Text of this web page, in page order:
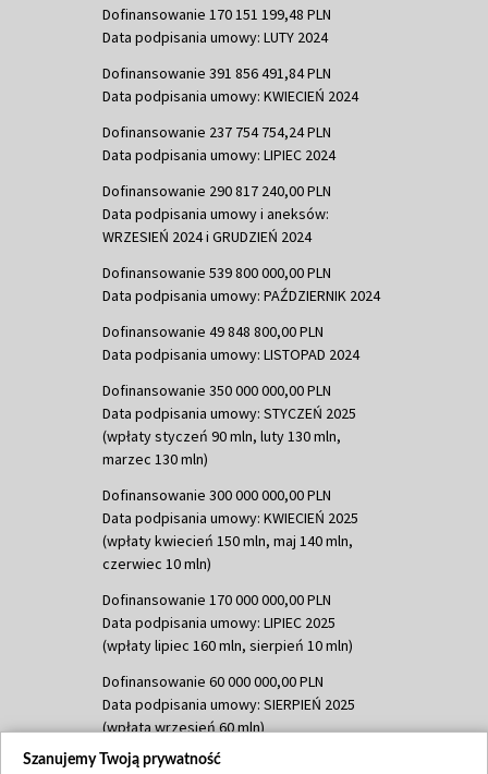
Dofinansowanie 170 151 199,48 PLN
Data podpisania umowy: LUTY 2024
Dofinansowanie 391 856 491,84 PLN
Data podpisania umowy: KWIECIEŃ 2024
Dofinansowanie 237 754 754,24 PLN
Data podpisania umowy: LIPIEC 2024
Dofinansowanie 290 817 240,00 PLN
Data podpisania umowy i aneksów:
WRZESIEŃ 2024 i GRUDZIEŃ 2024
Dofinansowanie 539 800 000,00 PLN
Data podpisania umowy: PAŹDZIERNIK 2024
Dofinansowanie 49 848 800,00 PLN
Data podpisania umowy: LISTOPAD 2024
Dofinansowanie 350 000 000,00 PLN
Data podpisania umowy: STYCZEŃ 2025
(wpłaty styczeń 90 mln, luty 130 mln,
marzec 130 mln)
Dofinansowanie 300 000 000,00 PLN
Data podpisania umowy: KWIECIEŃ 2025
(wpłaty kwiecień 150 mln, maj 140 mln,
czerwiec 10 mln)
Dofinansowanie 170 000 000,00 PLN
Data podpisania umowy: LIPIEC 2025
(wpłaty lipiec 160 mln, sierpień 10 mln)
Dofinansowanie 60 000 000,00 PLN
Data podpisania umowy: SIERPIEŃ 2025
(wpłata wrzesień 60 mln)
Dofinansowanie 635 783 051,21 PLN
Szanujemy Twoją prywatność